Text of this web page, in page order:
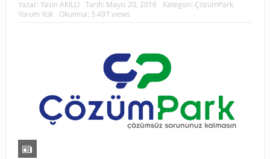
Yazar: Yasin AKILLI Tarih: Mayıs 20, 2016 Kategori: ÇözümPark
Yorum Yok
Okunma: 3.497 views